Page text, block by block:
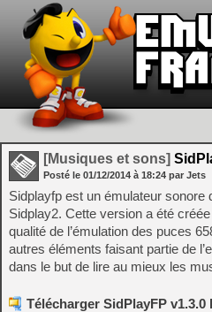
[Musiques et sons]
Posté le 01/12/2014 à 18:24 par Jets
Sidplayfp est un émulateur
Sidplay2. Cette version a été
qualité de l’émulation des puces
autres éléments faisant partie de
dans le but de lire au mieux les
Télécharger SidPlayFP v1.3.0